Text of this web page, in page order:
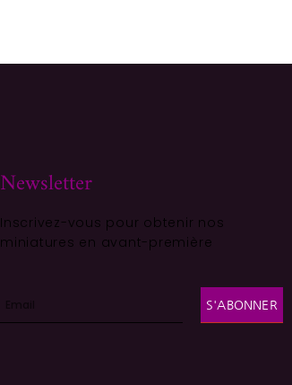
Newsletter
Inscrivez-vous pour obtenir nos
miniatures en avant-première
S'ABONNER